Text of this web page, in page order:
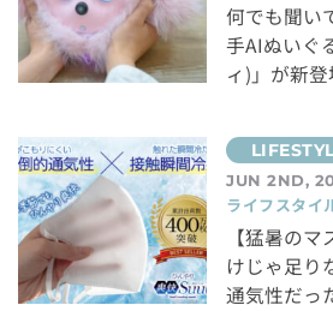
何でも聞い
手AIぬいぐ
ィ)」が新
JUN 2ND,
ライフスタ
【猛暑の
けじゃ足り
通気性だっ